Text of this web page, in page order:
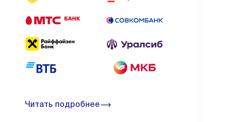
Читать подробнее